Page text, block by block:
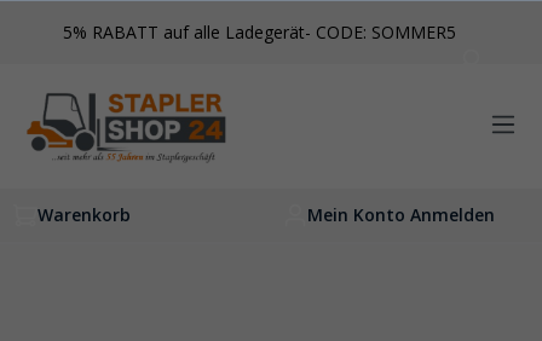
springen
5% RABATT auf alle Ladegerät- CODE: SOMMER5
Mein Konto Anmelden
Warenkorb